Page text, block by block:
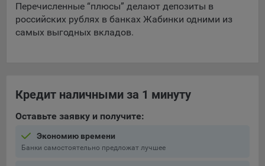
данной цели:
Яндекса рекламная сеть (Yandex Mobile Ads, ADFOX) -
сервис показа контекстной рекламы. Адрес: Yandex
House Barrow Street Dublin 4, D04E5W5 Ireland.
Перечисленные “плюсы” делают депозиты в
российских рублях в банках Жабинки одними из
самых выгодных вкладов.
Кредит наличными за 1 минуту
Оставьте заявку и получите:
Экономию времени
Банки самостоятельно предложат лучшее